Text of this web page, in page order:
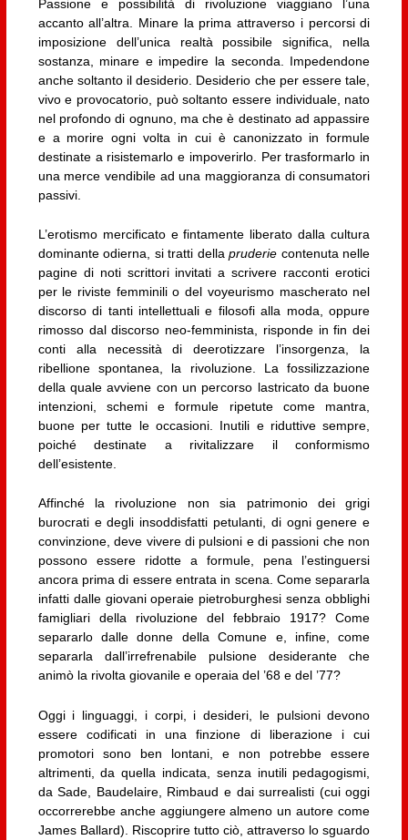
Passione e possibilità di rivoluzione viaggiano l’una
accanto all’altra. Minare la prima attraverso i percorsi di
imposizione dell’unica realtà possibile significa, nella
sostanza, minare e impedire la seconda. Impedendone
anche soltanto il desiderio. Desiderio che per essere tale,
vivo e provocatorio, può soltanto essere individuale, nato
nel profondo di ognuno, ma che è destinato ad appassire
e a morire ogni volta in cui è canonizzato in formule
destinate a risistemarlo e impoverirlo. Per trasformarlo in
una merce vendibile ad una maggioranza di consumatori
passivi.
L’erotismo mercificato e fintamente liberato dalla cultura
dominante odierna, si tratti dellapruderie contenuta nelle
pagine di noti scrittori invitati a scrivere racconti erotici
per le riviste femminili o del voyeurismo mascherato nel
discorso di tanti intellettuali e filosofi alla moda, oppure
rimosso dal discorso neo-femminista, risponde in fin dei
conti alla necessità di deerotizzare l’insorgenza, la
ribellione spontanea, la rivoluzione. La fossilizzazione
della quale avviene con un percorso lastricato da buone
intenzioni, schemi e formule ripetute come mantra,
buone per tutte le occasioni. Inutili e riduttive sempre,
poiché destinate a rivitalizzare il conformismo
dell’esistente.
Affinché la rivoluzione non sia patrimonio dei grigi
burocrati e degli insoddisfatti petulanti, di ogni genere e
convinzione, deve vivere di pulsioni e di passioni che non
possono essere ridotte a formule, pena l’estinguersi
ancora prima di essere entrata in scena. Come separarla
infatti dalle giovani operaie pietroburghesi senza obblighi
famigliari della rivoluzione del febbraio 1917? Come
separarlo dalle donne della Comune e, infine, come
separarla dall’irrefrenabile pulsione desiderante che
animò la rivolta giovanile e operaia del ’68 e del ’77?
Oggi i linguaggi, i corpi, i desideri, le pulsioni devono
essere codificati in una finzione di liberazione i cui
promotori sono ben lontani, e non potrebbe essere
altrimenti, da quella indicata, senza inutili pedagogismi,
da Sade, Baudelaire, Rimbaud e dai surrealisti (cui oggi
occorrerebbe anche aggiungere almeno un autore come
James Ballard). Riscoprire tutto ciò, attraverso lo sguardo